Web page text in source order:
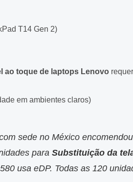
T14 Gen 2)
ao toque de laptops Lenovo
em ambientes claros)
sede no México
paraSubstituição da
usa eDP. Todas as 120